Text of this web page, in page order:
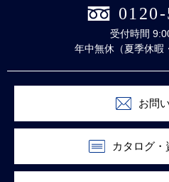
受付時間
年中無休（夏季休暇
お問
カタログ